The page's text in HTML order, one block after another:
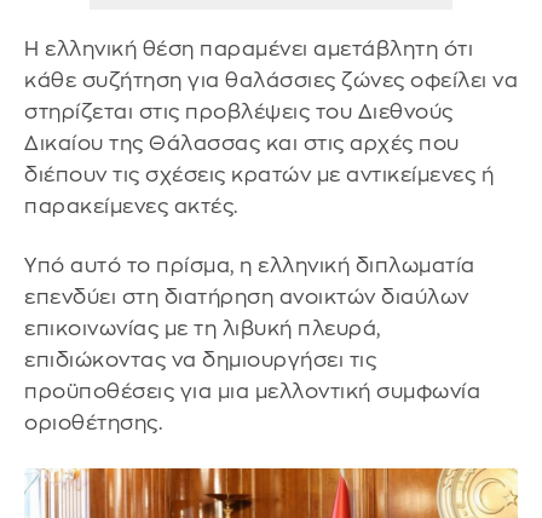
Η ελληνική θέση παραμένει αμετάβλητη ότι
κάθε συζήτηση για θαλάσσιες ζώνες οφείλει να
στηρίζεται στις προβλέψεις του Διεθνούς
Δικαίου της Θάλασσας και στις αρχές που
διέπουν τις σχέσεις κρατών με αντικείμενες ή
παρακείμενες ακτές.
Υπό αυτό το πρίσμα, η ελληνική διπλωματία
επενδύει στη διατήρηση ανοικτών διαύλων
επικοινωνίας με τη λιβυκή πλευρά,
επιδιώκοντας να δημιουργήσει τις
προϋποθέσεις για μια μελλοντική συμφωνία
οριοθέτησης.